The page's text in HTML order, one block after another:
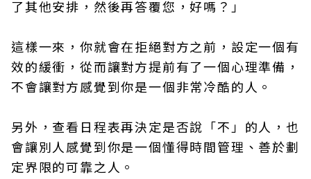
了其他安排，然後再答覆您，好嗎？」
這樣一來，你就會在拒絕對方之前，設定一個有
效的緩衝，從而讓對方提前有了一個心理準備，
不會讓對方感覺到你是一個非常冷酷的人。
另外，查看日程表再決定是否說「不」的人，也
會讓別人感覺到你是一個懂得時間管理、善於劃
定界限的可靠之人。